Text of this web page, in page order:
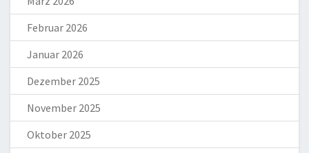
Februar 2026
Januar 2026
Dezember 2025
November 2025
Oktober 2025